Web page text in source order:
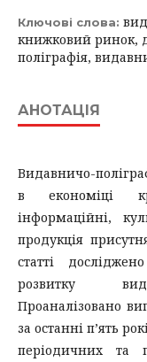
Ключові слова:
книжковий ринок,
поліграфія,
АНОТАЦІЯ
Видавничо-
в економіці
інформаційні,
продукція
статті
розвитку
Проаналізовано
за останні п’ять
періодичних та